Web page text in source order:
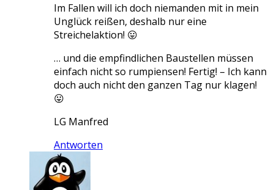
Im Fallen will ich doch niemanden mit in mein
Unglück reißen, deshalb nur eine
Streichelaktion! 😛
… und die empfindlichen Baustellen müssen
einfach nicht so rumpiensen! Fertig! – Ich kann
doch auch nicht den ganzen Tag nur klagen!
😛
LG Manfred
Antworten